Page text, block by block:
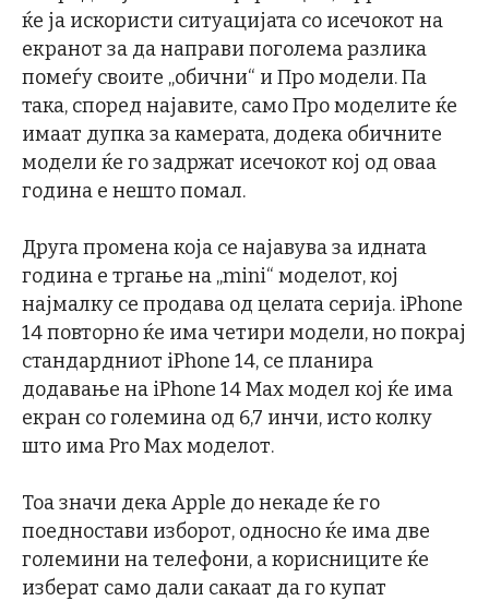
ќе ја искористи ситуацијата со исечокот на
екранот за да направи поголема разлика
помеѓу своите „обични“ и Про модели. Па
така, според најавите, само Про моделите ќе
имаат дупка за камерата, додека обичните
модели ќе го задржат исечокот кој од оваа
година е нешто помал.
Друга промена која се најавува за идната
година е тргање на „mini“ моделот, кој
најмалку се продава од целата серија. iPhone
14 повторно ќе има четири модели, но покрај
стандардниот iPhone 14, се планира
додавање на iPhone 14 Max модел кој ќе има
екран со големина од 6,7 инчи, исто колку
што има Pro Max моделот.
Тоа значи дека Apple до некаде ќе го
поедностави изборот, односно ќе има две
големини на телефони, а корисниците ќе
изберат само дали сакаат да го купат